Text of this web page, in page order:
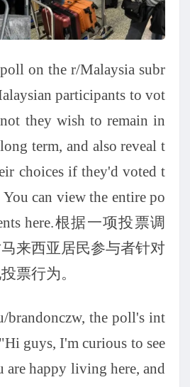
on the r/Malaysia subr
participants to vot
they wish to remain in
term, and also reveal t
choices if they'd voted t
can view the entire po
here.根据一项投票调
来西亚居民参与者针对
票行为。
brandonczw, the poll's int
guys, I'm curious to see
happy living here, and